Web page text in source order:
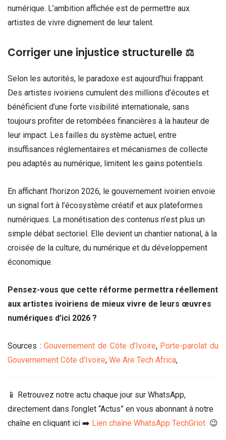
numérique. L’ambition affichée est de permettre aux
artistes de vivre dignement de leur talent.
Corriger une injustice structurelle ⚖️
Selon les autorités, le paradoxe est aujourd’hui frappant.
Des artistes ivoiriens cumulent des millions d’écoutes et
bénéficient d’une forte visibilité internationale, sans
toujours profiter de retombées financières à la hauteur de
leur impact. Les failles du système actuel, entre
insuffisances réglementaires et mécanismes de collecte
peu adaptés au numérique, limitent les gains potentiels.
En affichant l’horizon 2026, le gouvernement ivoirien envoie
un signal fort à l’écosystème créatif et aux plateformes
numériques. La monétisation des contenus n’est plus un
simple débat sectoriel. Elle devient un chantier national, à la
croisée de la culture, du numérique et du développement
économique.
Pensez-vous que cette réforme permettra réellement
aux artistes ivoiriens de mieux vivre de leurs œuvres
numériques d’ici 2026 ?
Sources :Gouvernement de Côte d’Ivoire, Porte-parolat du
Gouvernement Côte d’Ivoire, We Are Tech Africa,
📱 Retrouvez notre actu chaque jour sur WhatsApp,
directement dans l’onglet “Actus” en vous abonnant à notre
chaîne en cliquant ici ➡️ Lien chaîne WhatsApp TechGriot 😉